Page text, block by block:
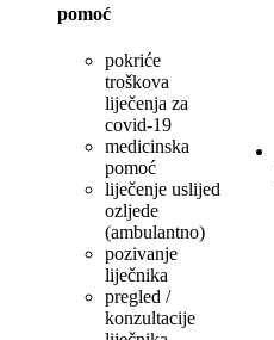
pomoć
pokriće
troškova
liječenja za
covid-19
medicinska
pomoć
liječenje uslijed
ozljede
(ambulantno)
pozivanje
liječnika
pregled /
konzultacije